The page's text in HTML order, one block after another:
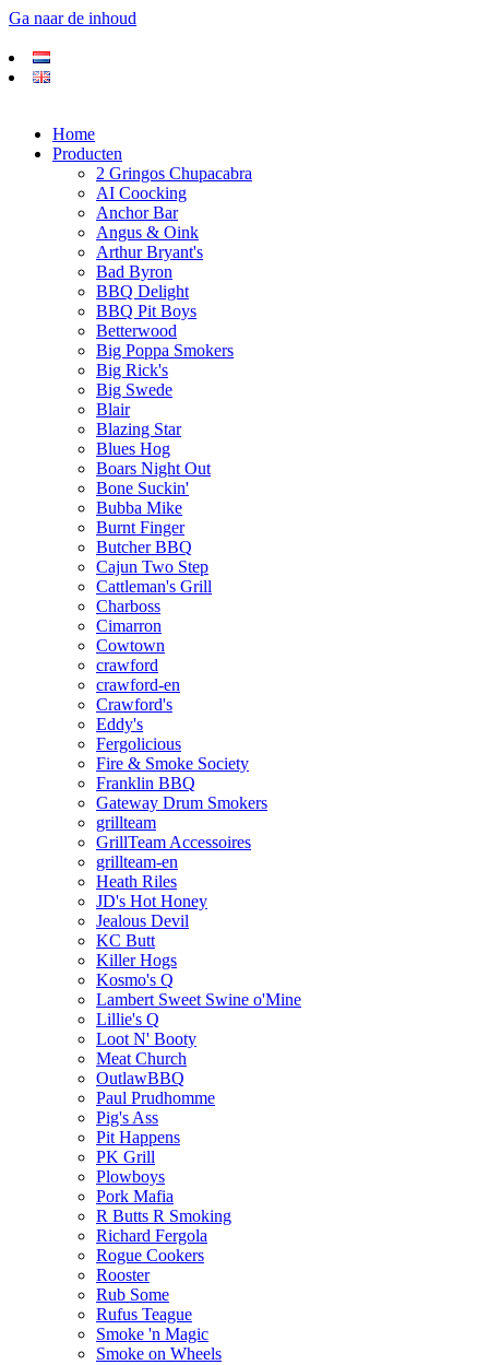
Ga naar de inhoud
Home
Producten
2 Gringos Chupacabra
AI Coocking
Anchor Bar
Angus & Oink
Arthur Bryant's
Bad Byron
BBQ Delight
BBQ Pit Boys
Betterwood
Big Poppa Smokers
Big Rick's
Big Swede
Blair
Blazing Star
Blues Hog
Boars Night Out
Bone Suckin'
Bubba Mike
Burnt Finger
Butcher BBQ
Cajun Two Step
Cattleman's Grill
Charboss
Cimarron
Cowtown
crawford
crawford-en
Crawford's
Eddy's
Fergolicious
Fire & Smoke Society
Franklin BBQ
Gateway Drum Smokers
grillteam
GrillTeam Accessoires
grillteam-en
Heath Riles
JD's Hot Honey
Jealous Devil
KC Butt
Killer Hogs
Kosmo's Q
Lambert Sweet Swine o'Mine
Lillie's Q
Loot N' Booty
Meat Church
OutlawBBQ
Paul Prudhomme
Pig's Ass
Pit Happens
PK Grill
Plowboys
Pork Mafia
R Butts R Smoking
Richard Fergola
Rogue Cookers
Rooster
Rub Some
Rufus Teague
Smoke 'n Magic
Smoke on Wheels